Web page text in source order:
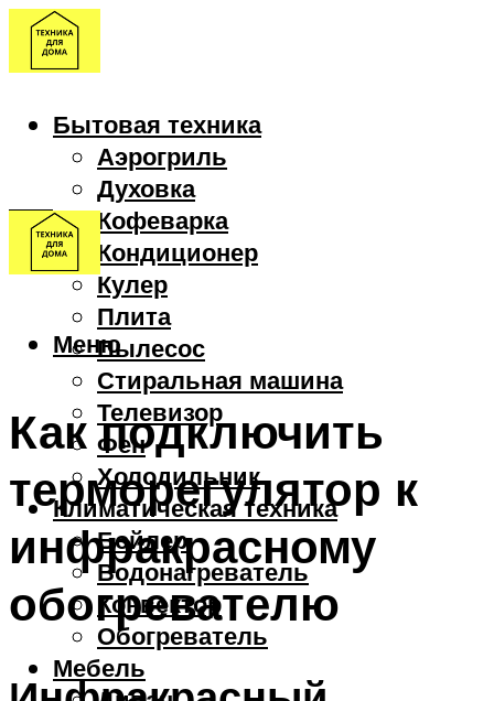
Бытовая техника
Аэрогриль
Духовка
Кофеварка
Кондиционер
Кулер
Плита
Пылесос
Стиральная машина
Телевизор
Фен
Холодильник
Климатическая техника
Бойлер
Водонагреватель
Конвектор
Обогреватель
Мебель
Меню
Как подключить
терморегулятор к
инфракрасному
обогревателю